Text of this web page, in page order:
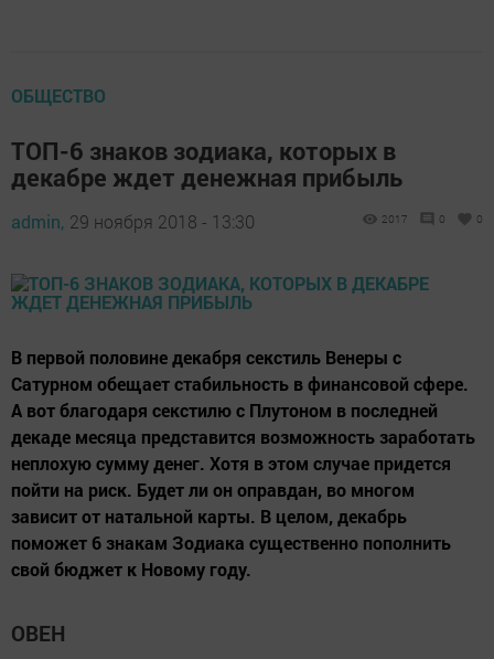
ОБЩЕСТВО
ТОП-6 знаков зодиака, которых в
декабре ждет денежная прибыль
admin, 29 ноября 2018 - 13:30 2017 0 0
В первой половине декабря секстиль Венеры с
Сатурном обещает стабильность в финансовой сфере.
А вот благодаря секстилю с Плутоном в последней
декаде месяца представится возможность заработать
неплохую сумму денег. Хотя в этом случае придется
пойти на риск. Будет ли он оправдан, во многом
зависит от натальной карты. В целом, декабрь
поможет 6 знакам Зодиака существенно пополнить
свой бюджет к Новому году.
ОВЕН